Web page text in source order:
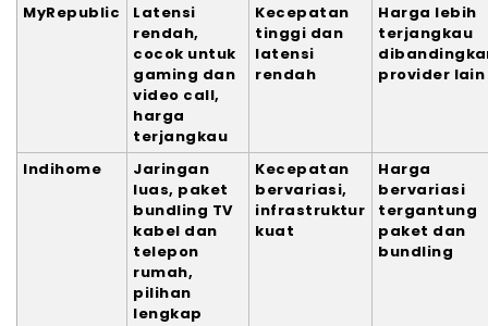
MyRepublic
Latensi
rendah,
cocok untuk
gaming dan
video call,
harga
terjangkau
Kecepatan
tinggi dan
latensi
rendah
Harga lebih
terjangkau
provider lain
Indihome
Jaringan
luas, paket
bundling TV
kabel dan
telepon
rumah,
pilihan
lengkap
Kecepatan
bervariasi,
infrastruktur
kuat
Harga
bervariasi
tergantung
paket dan
bundling